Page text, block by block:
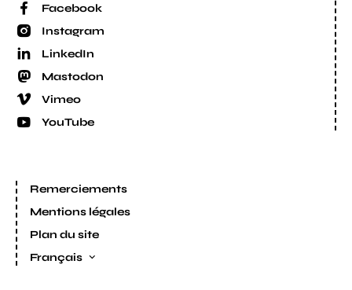
Facebook
Instagram
LinkedIn
Mastodon
Vimeo
YouTube
Remerciements
Mentions légales
Plan du site
Français